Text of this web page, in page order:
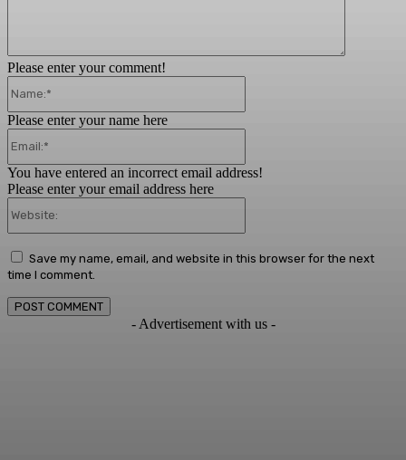
Please enter your comment!
Please enter your name here
You have entered an incorrect email address!
Please enter your email address here
Save my name, email, and website in this browser for the next
time I comment.
- Advertisement with us -